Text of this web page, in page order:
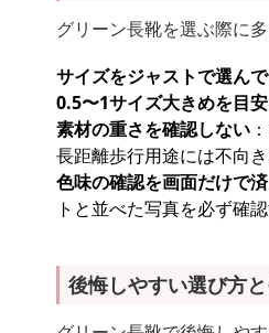
グリーン長靴を選ぶ際に
サイズをジャストで選ん
0.5〜1サイズ大きめを目安
素材の重さを確認しない
長距離歩行用途には不向
色味の確認を画面だけで
トと並べた写真を必ず確
後悔しやすい選び方